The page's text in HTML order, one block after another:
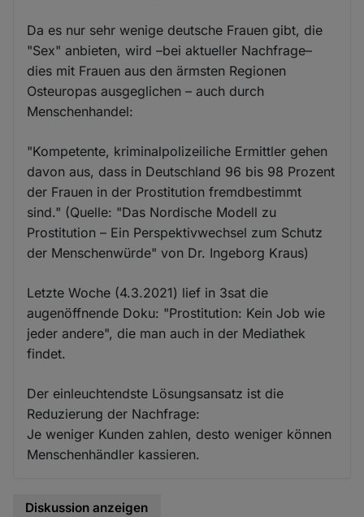
Da es nur sehr wenige deutsche Frauen gibt, die
"Sex" anbieten, wird –bei aktueller Nachfrage–
dies mit Frauen aus den ärmsten Regionen
Osteuropas ausgeglichen – auch durch
Menschenhandel:
"Kompetente, kriminalpolizeiliche Ermittler gehen
davon aus, dass in Deutschland 96 bis 98 Prozent
der Frauen in der Prostitution fremdbestimmt
sind." (Quelle: "Das Nordische Modell zu
Prostitution – Ein Perspektivwechsel zum Schutz
der Menschenwürde" von Dr. Ingeborg Kraus)
Letzte Woche (4.3.2021) lief in 3sat die
augenöffnende Doku: "Prostitution: Kein Job wie
jeder andere", die man auch in der Mediathek
findet.
Der einleuchtendste Lösungsansatz ist die
Reduzierung der Nachfrage:
Je weniger Kunden zahlen, desto weniger können
Menschenhändler kassieren.
Diskussion anzeigen